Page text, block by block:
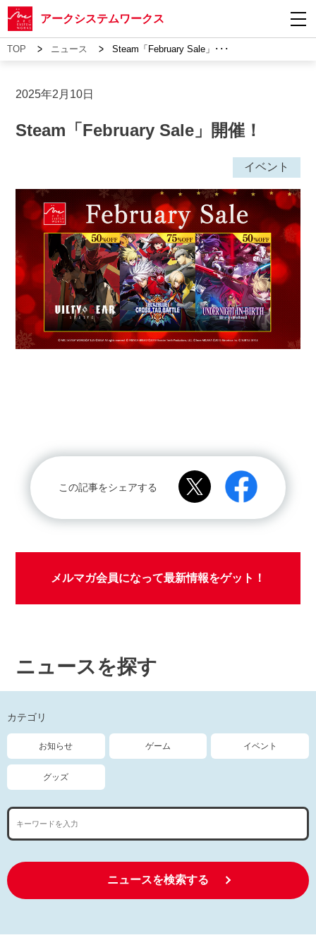
アークシステムワークス
TOP > ニュース > Steam「February Sale」･･･
2025年2月10日
Steam「February Sale」開催！
イベント
この記事をシェアする
メルマガ会員になって最新情報をゲット！
ニュースを探す
カテゴリ
お知らせ ゲーム イベント
グッズ
ニュースを検索する